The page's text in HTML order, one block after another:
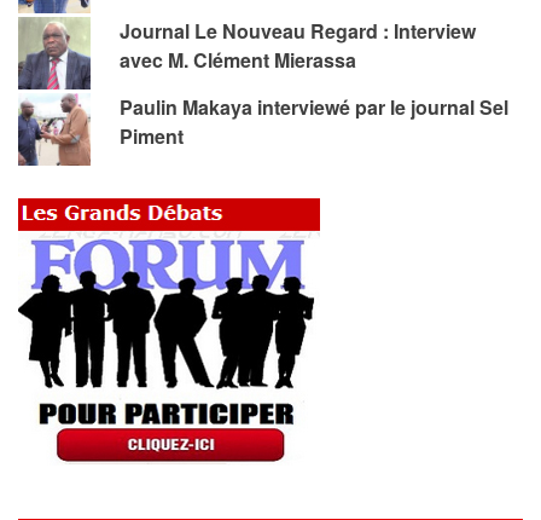
Journal Le Nouveau Regard : Interview
avec M. Clément Mierassa
Paulin Makaya interviewé par le journal Sel
Piment